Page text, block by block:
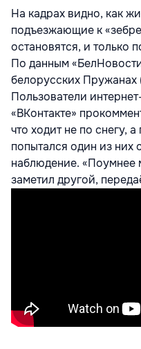
На кадрах видно, как
подъезжающие к
остановятся, и только
По данным
белорусских Пружанах
Пользователи
«ВКонтакте»
что ходит не по снегу,
попытался один из них
наблюдение. «Поумнее
заметил другой,